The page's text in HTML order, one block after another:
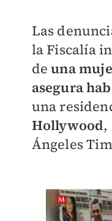
Las
la Fiscalía
deuna
asegura
una
Hollywood,
Ángeles